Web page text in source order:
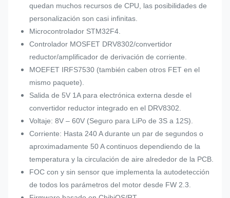
quedan muchos recursos de CPU, las posibilidades de
personalización son casi infinitas.
Microcontrolador STM32F4.
Controlador MOSFET DRV8302/convertidor
reductor/amplificador de derivación de corriente.
MOEFET IRFS7530 (también caben otros FET en el
mismo paquete).
Salida de 5V 1A para electrónica externa desde el
convertidor reductor integrado en el DRV8302.
Voltaje: 8V – 60V (Seguro para LiPo de 3S a 12S).
Corriente: Hasta 240 A durante un par de segundos o
aproximadamente 50 A continuos dependiendo de la
temperatura y la circulación de aire alrededor de la PCB.
FOC con y sin sensor que implementa la autodetección
de todos los parámetros del motor desde FW 2.3.